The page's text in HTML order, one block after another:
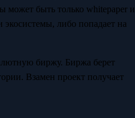
может быть только whitepaper и
либо попадает на
биржу. Биржа берет
Взамен проект получает